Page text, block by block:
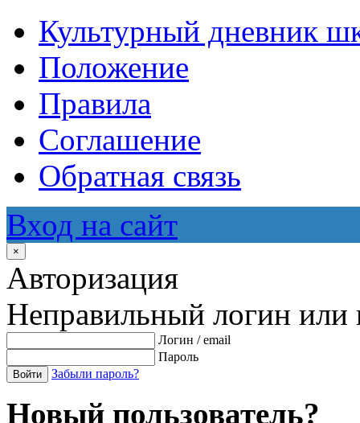
Культурный дневник
Положение
Правила
Соглашение
Обратная связь
Вход на сайт
×
Авторизация
Неправильный логин или
Логин / email
Пароль
Войти Забыли пароль?
Новый пользователь?